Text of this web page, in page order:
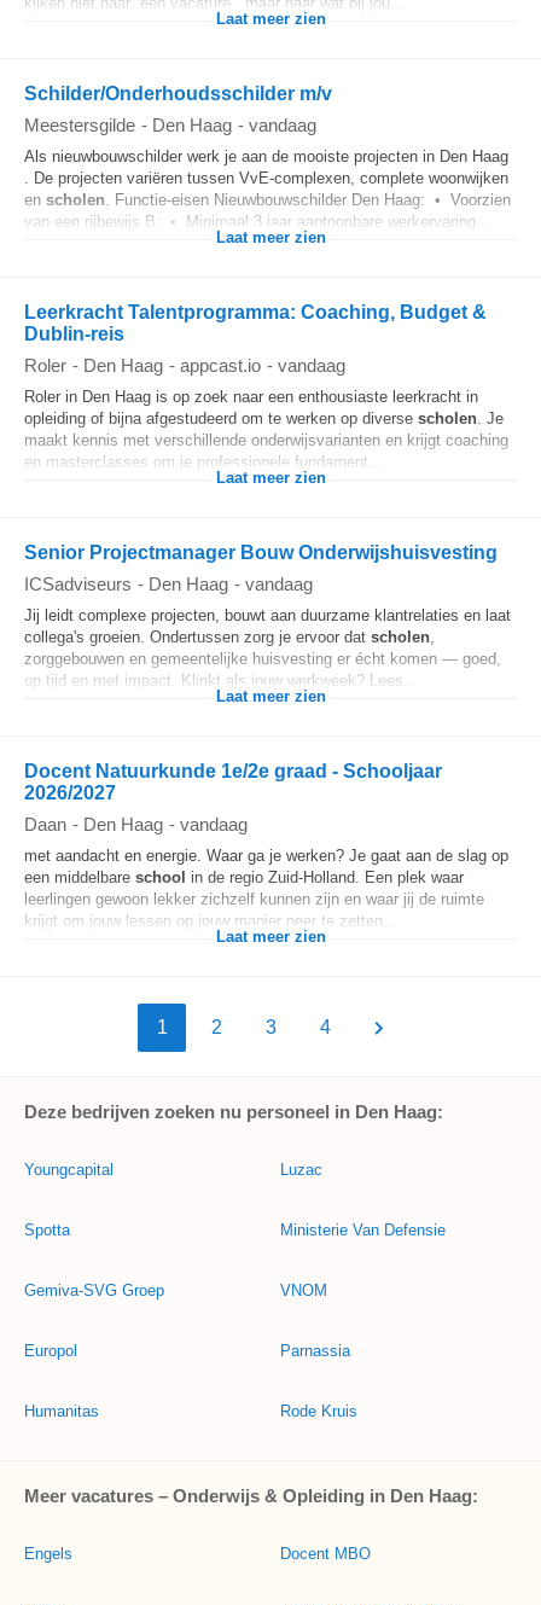
Laat meer zien
Schilder/Onderhoudsschilder m/v
Meestersgilde - Den Haag - vandaag
Als nieuwbouwschilder werk je aan de mooiste projecten in Den Haag
. De projecten variëren tussen VvE-complexen, complete woonwijken
en scholen. Functie-eisen Nieuwbouwschilder Den Haag: • Voorzien
van een rijbewijs B; • Minimaal 3 jaar aantoonbare werkervaring...
Laat meer zien
Leerkracht Talentprogramma: Coaching, Budget &
Dublin-reis
Roler - Den Haag - appcast.io - vandaag
Roler in Den Haag is op zoek naar een enthousiaste leerkracht in
opleiding of bijna afgestudeerd om te werken op diverse scholen. Je
maakt kennis met verschillende onderwijsvarianten en krijgt coaching
en masterclasses om je professionele fundament...
Laat meer zien
Senior Projectmanager Bouw Onderwijshuisvesting
ICSadviseurs - Den Haag - vandaag
Jij leidt complexe projecten, bouwt aan duurzame klantrelaties en laat
collega's groeien. Ondertussen zorg je ervoor dat scholen,
zorggebouwen en gemeentelijke huisvesting er écht komen — goed,
op tijd en met impact. Klinkt als jouw werkweek? Lees...
Laat meer zien
Docent Natuurkunde 1e/2e graad - Schooljaar
2026/2027
Daan - Den Haag - vandaag
met aandacht en energie. Waar ga je werken? Je gaat aan de slag op
een middelbare school in de regio Zuid-Holland. Een plek waar
leerlingen gewoon lekker zichzelf kunnen zijn en waar jij de ruimte
krijgt om jouw lessen op jouw manier neer te zetten...
Laat meer zien
1 2 3 4
Deze bedrijven zoeken nu personeel in Den Haag:
Youngcapital
Spotta
Gemiva-SVG Groep
Europol
Humanitas
Luzac
Ministerie Van Defensie
VNOM
Parnassia
Rode Kruis
Meer vacatures – Onderwijs & Opleiding in Den Haag:
Engels Docent MBO